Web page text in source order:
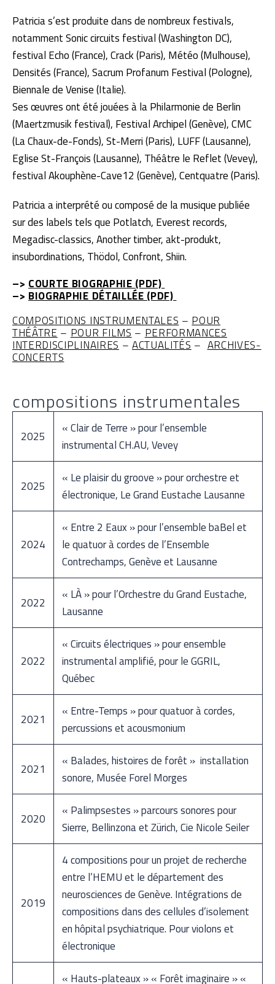
Patricia s’est produite dans de nombreux festivals,
notamment Sonic circuits festival (Washington DC),
festival Echo (France), Crack (Paris), Météo (Mulhouse),
Densités (France), Sacrum Profanum Festival (Pologne),
Biennale de Venise (Italie).
Ses œuvres ont été jouées à la Philarmonie de Berlin
(Maertzmusik festival), Festival Archipel (Genève), CMC
(La Chaux-de-Fonds), St-Merri (Paris), LUFF (Lausanne),
Eglise St-François (Lausanne), Théâtre le Reflet (Vevey),
festival Akouphène-Cave12 (Genève), Centquatre (Paris).
Patricia a interprété ou composé de la musique publiée
sur des labels tels que Potlatch, Everest records,
Megadisc-classics, Another timber, akt-produkt,
insubordinations, Thödol, Confront, Shiin.
–> COURTE BIOGRAPHIE (PDF)
–> BIOGRAPHIE DÉTAILLÉE (PDF)
COMPOSITIONS INSTRUMENTALES – POUR
THÉÂTRE – POUR FILMS – PERFORMANCES
INTERDISCIPLINAIRES – ACTUALITÉS – ARCHIVES-
CONCERTS
compositions instrumentales
2025
« Clair de Terre » pour l’ensemble
instrumental CH.AU, Vevey
2025
« Le plaisir du groove » pour orchestre et
électronique, Le Grand Eustache Lausanne
2024
« Entre 2 Eaux » pour l’ensemble baBel et
le quatuor à cordes de l’Ensemble
Contrechamps, Genève et Lausanne
2022
« LÀ » pour l’Orchestre du Grand Eustache,
Lausanne
2022
« Circuits électriques » pour ensemble
instrumental amplifié, pour le GGRIL,
Québec
2021
« Entre-Temps » pour quatuor à cordes,
percussions et acousmonium
2021
« Balades, histoires de forêt » installation
sonore, Musée Forel Morges
2020
« Palimpsestes » parcours sonores pour
Sierre, Bellinzona et Zürich, Cie Nicole Seiler
2019
4 compositions pour un projet de recherche
entre l’HEMU et le département des
neurosciences de Genève. Intégrations de
compositions dans des cellules d’isolement
en hôpital psychiatrique. Pour violons et
électronique
« Hauts-plateaux » « Forêt imaginaire » «